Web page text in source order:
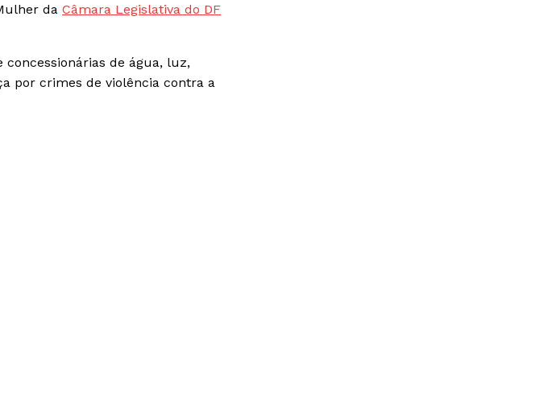
da Câmara Legislativa do DF
de água, luz,
por crimes de violência contra a